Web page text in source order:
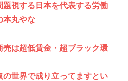
題視する日本を代表する労働
本丸やな
売は超低賃金・超ブラック環
の世界で成り立ってますとい